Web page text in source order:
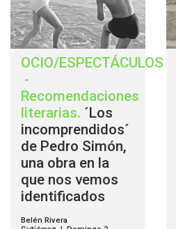
OCIO/ESPECTÁCULOS
-
Recomendaciones
literarias. ´Los
incomprendidos´
de Pedro Simón,
una obra en la
que nos vemos
identificados
Belén Rivera